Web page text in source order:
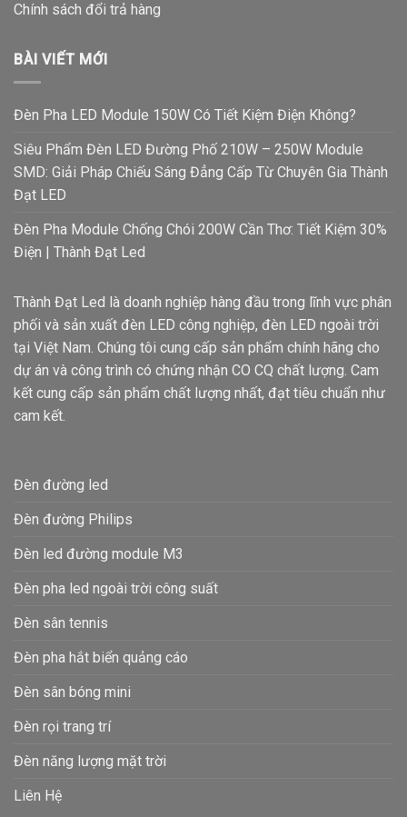
Chính sách đổi trả hàng
BÀI VIẾT MỚI
Đèn Pha LED Module 150W Có Tiết Kiệm Điện Không?
Siêu Phẩm Đèn LED Đường Phố 210W – 250W Module
SMD: Giải Pháp Chiếu Sáng Đẳng Cấp Từ Chuyên Gia Thành
Đạt LED
Đèn Pha Module Chống Chói 200W Cần Thơ: Tiết Kiệm 30%
Điện | Thành Đạt Led
Thành Đạt Led là doanh nghiệp hàng đầu trong lĩnh vực phân
phối và sản xuất đèn LED công nghiệp, đèn LED ngoài trời
tại Việt Nam. Chúng tôi cung cấp sản phẩm chính hãng cho
dự án và công trình có chứng nhận CO CQ chất lượng. Cam
kết cung cấp sản phẩm chất lượng nhất, đạt tiêu chuẩn như
cam kết.
Đèn đường led
Đèn đường Philips
Đèn led đường module M3
Đèn pha led ngoài trời công suất
Đèn sân tennis
Đèn pha hắt biển quảng cáo
Đèn sân bóng mini
Đèn rọi trang trí
Đèn năng lượng mặt trời
Liên Hệ